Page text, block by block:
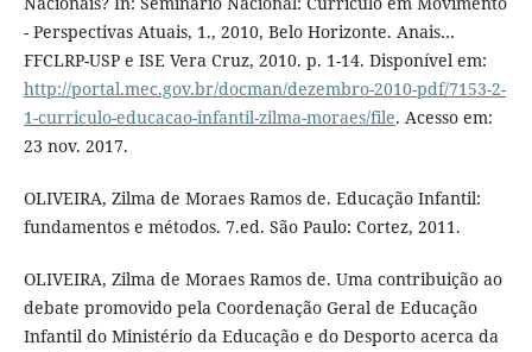
- Perspectivas Atuais, 1., 2010, Belo Horizonte. Anais…
FFCLRP-USP e ISE Vera Cruz, 2010. p. 1-14. Disponível em:
http://portal.mec.gov.br/docman/dezembro-2010-pdf/7153-2-
1-curriculo-educacao-infantil-zilma-moraes/file. Acesso em:
23 nov. 2017.
OLIVEIRA, Zilma de Moraes Ramos de. Educação Infantil:
fundamentos e métodos. 7.ed. São Paulo: Cortez, 2011.
OLIVEIRA, Zilma de Moraes Ramos de. Uma contribuição ao
debate promovido pela Coordenação Geral de Educação
Infantil do Ministério da Educação e do Desporto acerca da